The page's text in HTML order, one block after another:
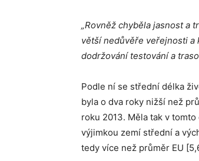
„Rovněž chyběla jasnost a
větší nedůvěře veřejnosti
dodržování testování a
Podle ní se střední délka
byla o dva roky nižší než
roku 2013. Měla tak v
výjimkou zemí střední a
tedy více než průměr EU